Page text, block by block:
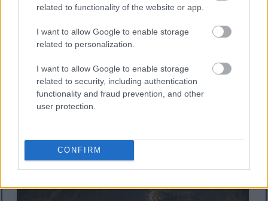
related to functionality of the website or app.
I want to allow Google to enable storage
related to personalization.
I want to allow Google to enable storage
related to security, including authentication
functionality and fraud prevention, and other
user protection.
CONFIRM
Félig realisztikus fantasy kép egy csuklyás, páncélos
harcosról, aki izzó kardot tart a kezében, miközben
További információkért és nagyobb felbontásért
kattintson vagy koppintson a képre.